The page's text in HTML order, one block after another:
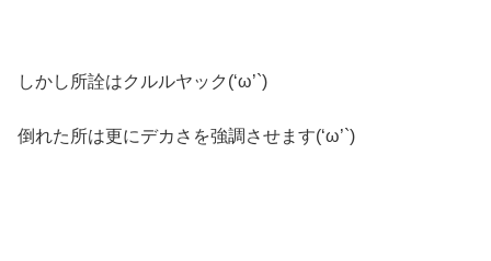
しかし所詮はクルルヤック(‘ω’`)
倒れた所は更にデカさを強調させます(‘ω’`)